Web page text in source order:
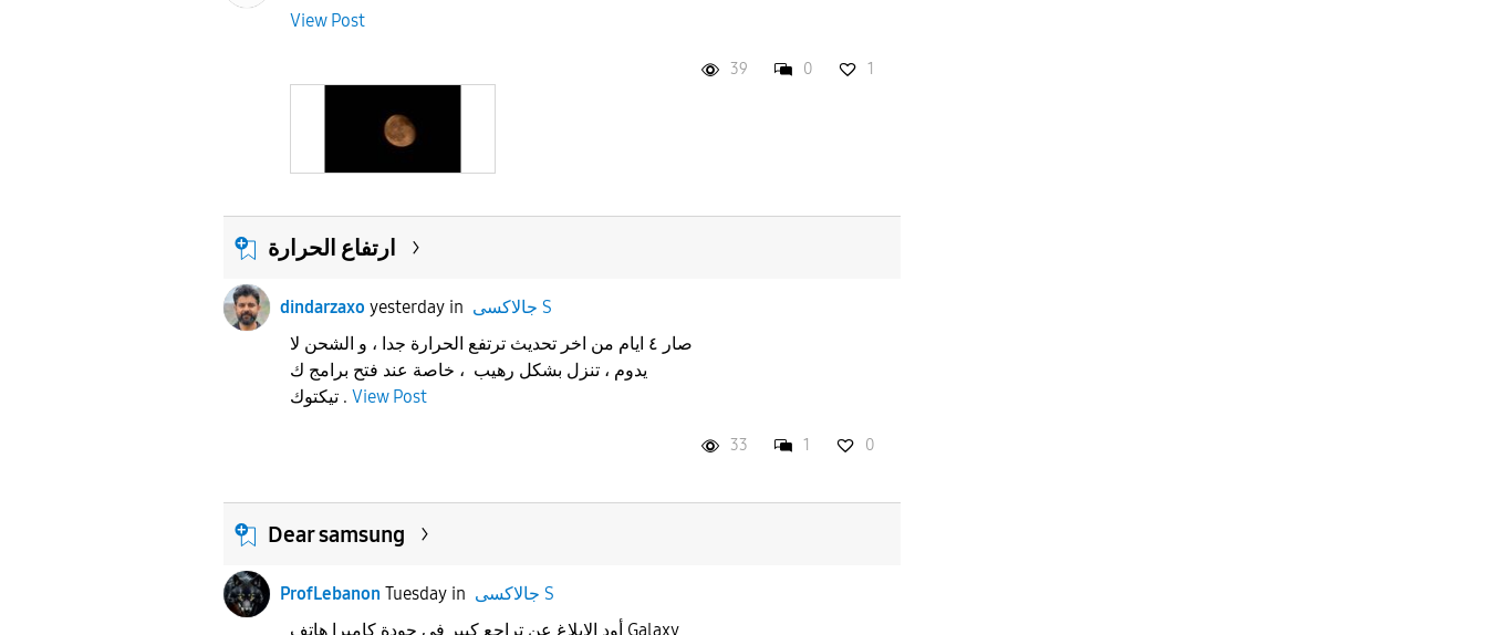
View Post
39 0 1
ارتفاع الحرارة
dindarzaxo yesterday in
جالاكسى S
صار ٤ ايام من اخر تحديث ترتفع الحرارة جدا ، و الشحن لا
يدوم ، تنزل بشكل رهيب ، خاصة عند فتح برامج ك
تيكتوك . View Post
33 1 0
Dear samsung
ProfLebanon Tuesday in
جالاكسى S
أود الإبلاغ عن تراجع كبير في جودة كاميرا هاتف Galaxy